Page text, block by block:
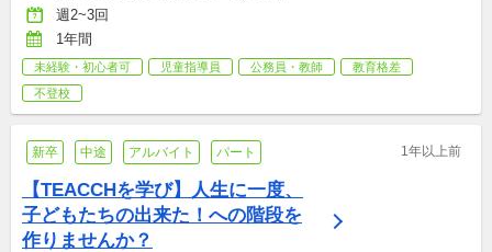
週2~3回
1年間
未経験・初心者可 児童指導員 公務員・教師
教育格差
不登校
新卒 中途 アルバイト パート 1年以上前
【TEACCHを学び】人生に一度、
子どもたちの出来た！への階段を
作りませんか？